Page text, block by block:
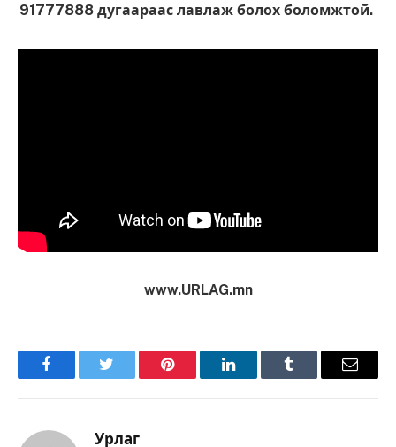
91777888 дугаараас лавлаж болох боломжтой.
www.URLAG.mn
FacebookTwitter Pinterest LinkedInTumblr Имэйл
Урлаг